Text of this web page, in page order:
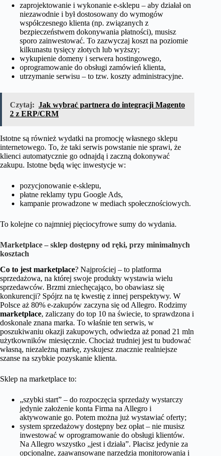
zaprojektowanie i wykonanie e-sklepu – aby działał on
niezawodnie i był dostosowany do wymogów
współczesnego klienta (np. związanych z
bezpieczeństwem dokonywania płatności), musisz
sporo zainwestować. To zazwyczaj koszt na poziomie
kilkunastu tysięcy złotych lub wyższy;
wykupienie domeny i serwera hostingowego,
oprogramowanie do obsługi zamówień klienta,
utrzymanie serwisu – to tzw. koszty administracyjne.
Czytaj: Jak wybrać partnera do integracji Magento
2 z ERP/CRM
Istotne są również wydatki na promocję własnego sklepu
internetowego. To, że taki serwis powstanie nie sprawi, że
klienci automatycznie go odnajdą i zaczną dokonywać
zakupu. Istotne będą więc inwestycje w:
pozycjonowanie e-sklepu,
płatne reklamy typu Google Ads,
kampanie prowadzone w mediach społecznościowych.
To kolejne co najmniej pięciocyfrowe sumy do wydania.
Marketplace – sklep dostępny od ręki, przy minimalnych
kosztach
Co to jest marketplace? Najprościej – to platforma
sprzedażowa, na której swoje produkty wystawia wielu
sprzedawców. Brzmi zniechęcająco, bo obawiasz się
konkurencji? Spójrz na tę kwestię z innej perspektywy. W
Polsce aż 80% e-zakupów zaczyna się od Allegro. Rodzimy
marketplace, zaliczany do top 10 na świecie, to sprawdzona i
doskonale znana marka. To właśnie ten serwis, w
poszukiwaniu okazji zakupowych, odwiedza aż ponad 21 mln
użytkowników miesięcznie. Chociaż trudniej jest tu budować
własną, niezależną markę, zyskujesz znacznie realniejsze
szanse na szybkie pozyskanie klienta.
Sklep na marketplace to:
„szybki start” – do rozpoczęcia sprzedaży wystarczy
jedynie założenie konta Firma na Allegro i
aktywowanie go. Potem można już wystawiać oferty;
system sprzedażowy dostępny bez opłat – nie musisz
inwestować w oprogramowanie do obsługi klientów.
Na Allegro wszystko „jest i działa”. Płacisz jedynie za
opcjonalne, zaawansowane narzędzia monitorowania i